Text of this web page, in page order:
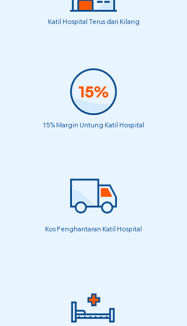
Katil Hospital Terus dari Kilang
15% Margin Untung Katil Hospital
Kos Penghantaran Katil Hospital